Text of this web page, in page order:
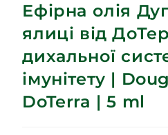
Ефірна олія
ялиці від
дихальної
імунітету |
DoTerra | 5 ml